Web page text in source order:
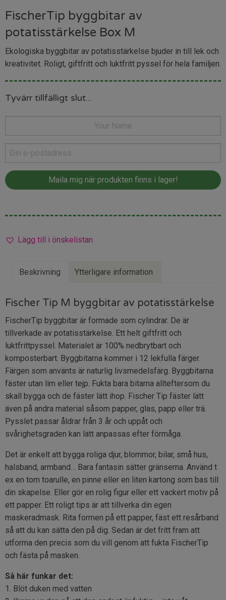
FischerTip byggbitar av
potatisstärkelse Box M
Ekologiska byggbitar av potatisstärkelse bjuder in till lek och
kreativitet. Roligt, giftfritt och luktfritt pyssel för hela familjen.
Tyvärr tillfälligt slut...
Lägg till i önskelistan
Beskrivning Ytterligare information
Fischer Tip M byggbitar av potatisstärkelse
FischerTip byggbitar är formade som cylindrar. De är
tillverkade av potatisstärkelse. Ett helt giftfritt och
luktfrittpyssel. Materialet är 100% nedbrytbart och
komposterbart. Byggbitarna kommer i 12 lekfulla färger.
Färgen som använts är naturlig livsmedelsfärg. Byggbitarna
fäster utan lim eller tejp. Fukta bara bitarna allteftersom du
skall bygga och de fäster lätt ihop. Fischer Tip fäster lätt
även på andra material såsom papper, glas, papp eller trä.
Pysslet passar åldrar från 3 år och uppåt och
svårighetsgraden kan lätt anpassas efter förmåga.
Det är enkelt att bygga roliga djur, blommor, bilar, små hus,
halsband, armband… Bara fantasin sätter gränserna. Använd t
ex en tom toarulle, en pinne eller en liten kartong som bas till
din skapelse. Eller gör en rolig figur eller ett vackert motiv på
ett papper. Ett roligt tips är att tillverka din egen
maskeradmask. Rita formen på ett papper, fäst ett resårband
så att du kan sätta den på dig. Sedan är det fritt fram att
utforma den precis som du vill genom att fukta FischerTip
och fästa på masken.
Så här funkar det:
1. Blöt duken med vatten